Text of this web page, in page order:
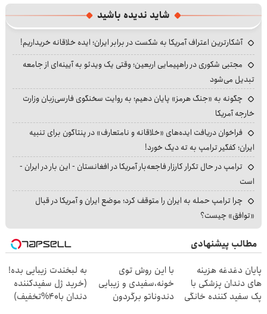
شاید ندیده باشید
آشکارترین اعتراف آمریکا به شکست در برابر ایران؛ ایده خلاقانه خریداریم!
مجتبی شکوری در راهپیمایی اربعین؛ وقتی یک ویدئو به آیینه‌ای از جامعه
تبدیل می‌شود
چگونه به «جنگ هرمز» پایان دهیم؛ به روایت سخنگوی فارسی‌زبان وزارت
خارجه آمریکا
فراخوان دریافت ایده‌های «خلاقانه و نامتعارف» در پنتاگون برای تنبیه
ایران؛ کفگیر ترامپ به ته دیگ خورد!
ترامپ در حال تکرار کارزار فاجعه‌بار آمریکا در افغانستان - این بار در ایران -
است
چرا ترامپ حمله به ایران را متوقف کرد؛ موضع ایران و آمریکا در قبال
«توافق» چیست؟
مطالب پیشنهادی
پایان دغدغه هزینه
های دندان پزشکی با
پک سفید کننده خانگی
با این روش توی
خونه،سفیدی و زیبایی
دندوناتو برگردون
به لبخندت زیبایی بده!
(خرید ژل سفیدکننده
دندان با40%تخفیف)